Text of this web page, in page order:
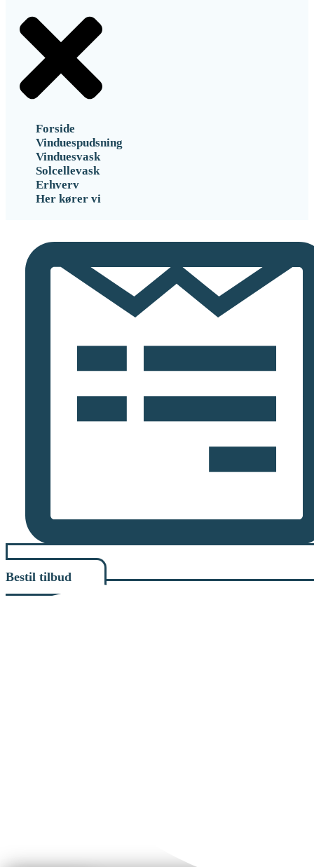
Forside
Vinduespudsning
Vinduesvask
Solcellevask
Erhverv
Her kører vi
Bestil tilbud